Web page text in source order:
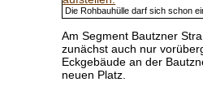
Die Rohbauhülle darf sich schon
Am Segment Bautzner
zunächst auch nur
Eckgebäude an der
neuen Platz.